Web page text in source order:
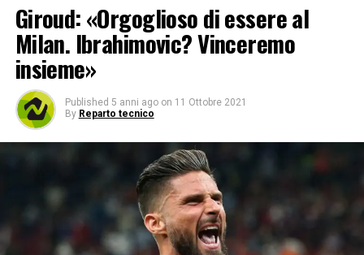
Giroud: «Orgoglioso di essere al
Milan. Ibrahimovic? Vinceremo
insieme»
Published 5 anni ago on 11 Ottobre 2021
By Reparto tecnico